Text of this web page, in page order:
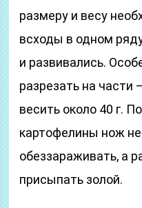
размеру и весу
всходы в одном
и развивались.
разрезать на части
весить около 40 г.
картофелины нож
обеззараживать, а
присыпать золой.